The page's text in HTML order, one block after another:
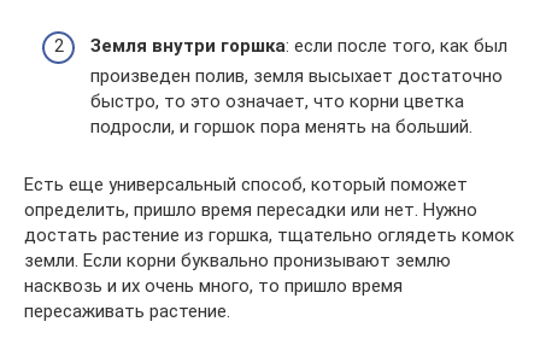
Земля внутри горшка: если после того, как был
произведен полив, земля высыхает достаточно
быстро, то это означает, что корни цветка
подросли, и горшок пора менять на больший.
Есть еще универсальный способ, который поможет
определить, пришло время пересадки или нет. Нужно
достать растение из горшка, тщательно оглядеть комок
земли. Если корни буквально пронизывают землю
насквозь и их очень много, то пришло время
пересаживать растение.